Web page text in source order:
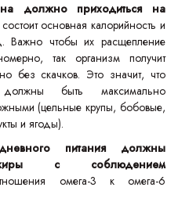
должно приходиться на
основная калорийность и
Важно чтобы их расщепление
так организм получит
без скачков. Это значит, что
быть максимально
(цельные крупы, бобовые,
и ягоды).
питания должны
жиры с соблюдением
омега-3 к омега-6